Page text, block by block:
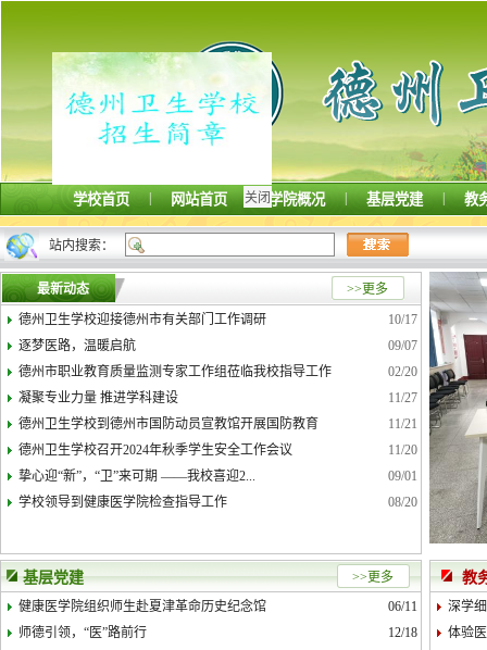
学校首页 网站首页 | 学院概况 基层党建 教
站内搜索：
最新动态
>>更多
德州卫生学校迎接德州市有关部门工作调研
10/17
逐梦医路，温暖启航
09/07
德州市职业教育质量监测专家工作组莅临我校指导工作
02/20
凝聚专业力量 推进学科建设
11/27
德州卫生学校到德州市国防动员宣教馆开展国防教育
11/21
德州卫生学校召开2024年秋季学生安全工作会议
11/20
挚心迎“新”，“卫”来可期 ——我校喜迎2...
09/01
学校领导到健康医学院检查指导工作
08/20
基层党建
>>更多
健康医学院组织师生赴夏津革命历史纪念馆
06/11
师德引领，“医”路前行
12/18
教
深学
体验
关闭